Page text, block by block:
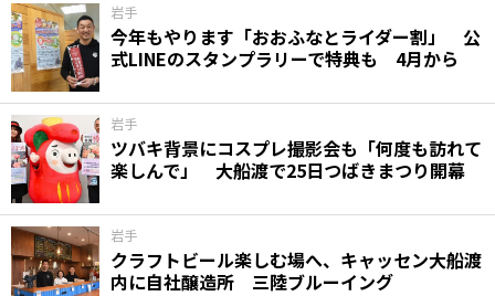
岩手
今年もやります「おおふなとライダー割」 公
式LINEのスタンプラリーで特典も 4月から
岩手
ツバキ背景にコスプレ撮影会も「何度も訪れて
楽しんで」 大船渡で25日つばきまつり開幕
岩手
クラフトビール楽しむ場へ、キャッセン大船渡
内に自社醸造所 三陸ブルーイング